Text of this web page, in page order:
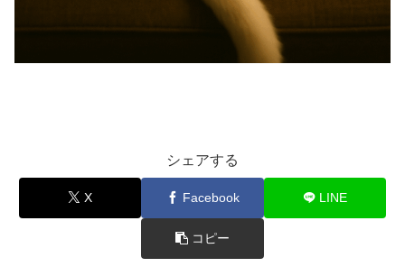
シェアする
X Facebook LINE
コピー